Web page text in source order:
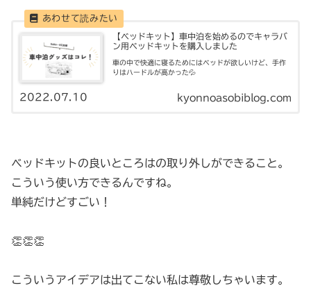
【ベッドキット】車中泊を始めるのでキャラバ
ン用ベッドキットを購入しました
車の中で快適に寝るためにはベッドが欲しいけど、手作
りはハードルが高かった💦
kyonnoasobiblog.com
2022.07.10
ベッドキットの良いところはの取り外しができること。
こういう使い方できるんですね。
単純だけどすごい！
👏👏👏
こういうアイデアは出てこない私は尊敬しちゃいます。